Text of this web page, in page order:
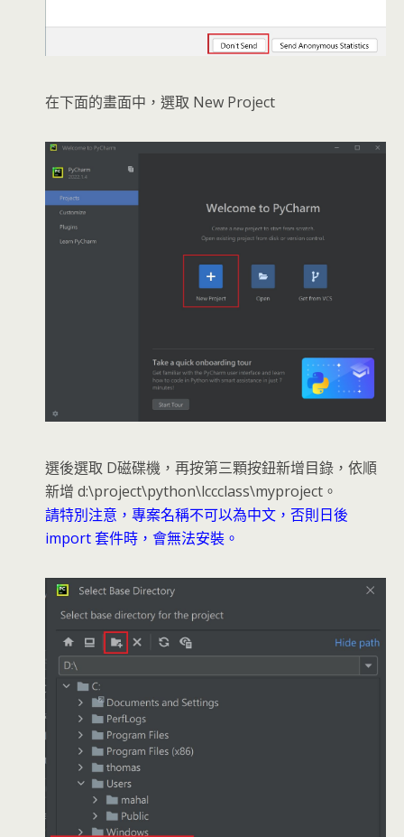
在下面的畫面中，選取 New Project
選後選取 D磁碟機，再按第三顆按鈕新增目錄，依順
新增 d:\project\python\lccclass\myproject。
請特別注意，專案名稱不可以為中文，否則日後
import 套件時，會無法安裝。